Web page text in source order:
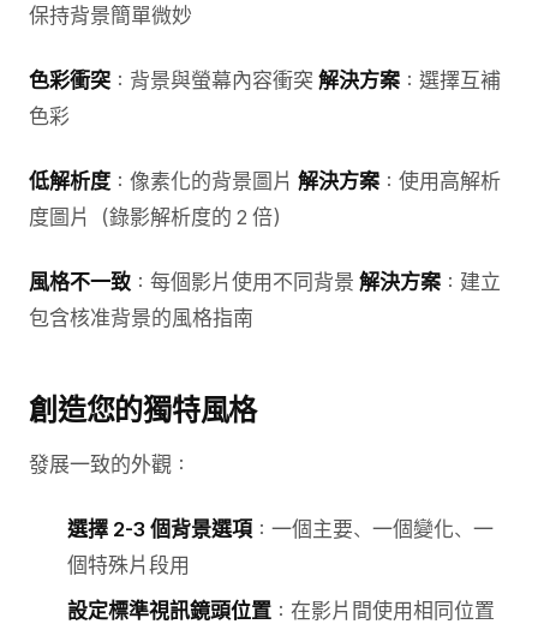
保持背景簡單微妙
色彩衝突 ：背景與螢幕內容衝突 解決方案 ：選擇互補
色彩
低解析度 ：像素化的背景圖片 解決方案 ：使用高解析
度圖片（錄影解析度的 2 倍）
風格不一致 ：每個影片使用不同背景 解決方案 ：建立
包含核准背景的風格指南
創造您的獨特風格
發展一致的外觀：
選擇 2-3 個背景選項 ：一個主要、一個變化、一
個特殊片段用
設定標準視訊鏡頭位置 ：在影片間使用相同位置